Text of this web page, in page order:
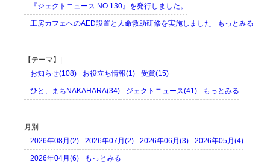
『ジェクトニュース NO.130』を発行しました。
工房カフェへのAED設置と人命救助研修を実施しました もっとみる
【テーマ】|
お知らせ(108)
お役立ち情報(1) 受賞(15)
ひと、まちNAKAHARA(34) ジェクトニュース(41) もっとみる
月別
2026年08月(2)
2026年07月(2) 2026年06月(3) 2026年05月(4)
2026年04月(6) もっとみる